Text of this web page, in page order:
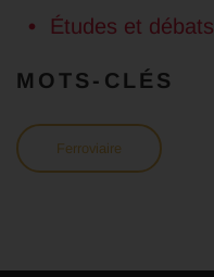
Études et débats
MOTS-CLÉS
Ferroviaire